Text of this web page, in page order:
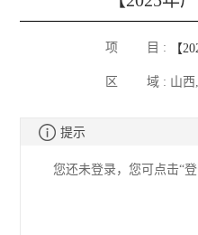
项 目 : 【
中
区 域 : 山
提示
您还未登录，您可点击“